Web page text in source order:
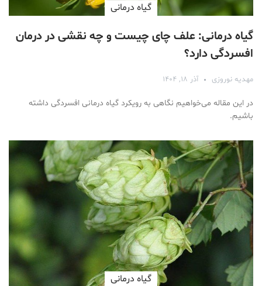
گیاه درمانی
گیاه درمانی: علف چای چیست و چه نقشی در درمان
افسردگی دارد؟
مهدیه نوروزی آذر ۱۸, ۱۴۰۴
در این مقاله می‌خواهیم نگاهی به رویکرد گیاه درمانی افسردگی داشته
باشیم.
گیاه درمانی